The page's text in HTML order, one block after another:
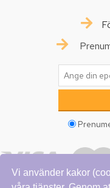
Vi använder kakor